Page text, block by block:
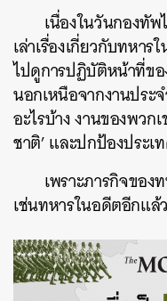
เนื่องในวันกองทั
เล่าเรื่องเกี่ยวกับทหา
ไปดูการปฏิบัติหน้าที่ขอ
นอกเหนือจากงานประ
อะไรบ้าง งานของพวก
ชาติ’ และปกป้องประเ
เพราะภารกิจของ
เช่นทหารในอดีตอีกแล้ว